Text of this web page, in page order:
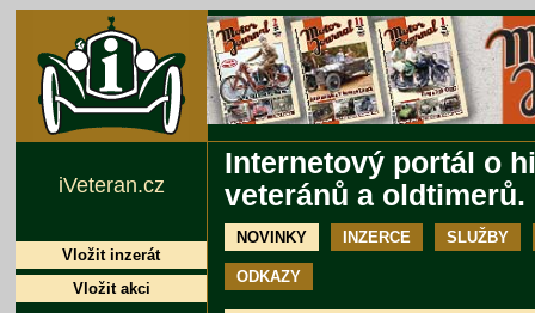
Internetový portál o
veteránů a oldtimerů.
NOVINKY INZERCE SLUŽBY
ODKAZY
iVeteran.cz
Vložit inzerát
Vložit akci